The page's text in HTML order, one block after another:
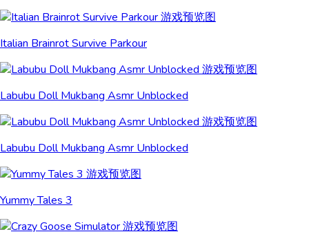
Italian Brainrot Survive Parkour
Labubu Doll Mukbang Asmr Unblocked
Labubu Doll Mukbang Asmr Unblocked
Yummy Tales 3